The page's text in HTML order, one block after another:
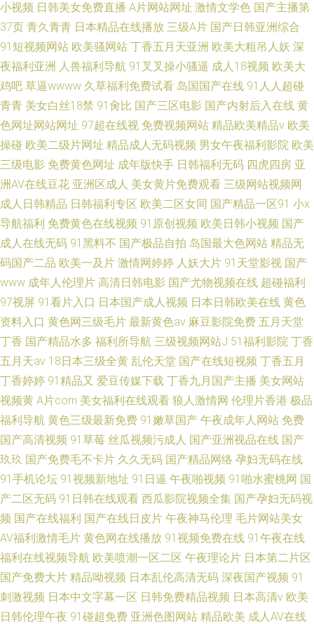
小视频 日韩美女免费直播 A片网站网址 激情文学色 国产主播第
37页 青久青青 日本精品在线播放 三级A片 国产日韩亚洲综合
91短视频网站 欧美骚网站 丁香五月天亚洲 欧美大粗吊人妖 深
夜福利亚洲 人兽福利导航 91叉叉操小骚逼 成人18视频 欧美大
鸡吧 草逼wwww 久草福利免费试看 岛国国产在线 91人人超碰
青青 美女白丝18禁 91肏比 国产三区电影 国产内射后入在线 黄
色网址网站网址 97超在线视 免费视频网站 精品欧美精品v 欧美
操碰 欧美二级片网址 精品成人无码视频 男女午夜福利影院 欧美
三级电影 免费黄色网址 成年版快手 日韩福利无码 四虎四房 亚
洲AV在线豆花 亚洲区成人 美女黄片免费观看 三级网站视频网
成人日韩精品 日韩福利专区 欧美二区女同 国产精品一区91 小x
导航福利 免费黄色在线视频 91原创视频 欧美日韩小视频 国产
成人在线无码 91黑料不 国产极品自拍 岛国最大色网站 精品无
码国产二品 欧美一及片 激情网婷婷 人妖大片 91天堂影视 国产
www 成年人伦理片 高清日韩电影 国产尤物视频在线 超碰福利
97视屏 91看片入口 日本国产成人视频 日本日韩欧美在线 黄色
资料入口 黄色网三级毛片 最新黄色av 麻豆影院免费 五月天堂
丁香 国产精品水多 福利所导航 三级视频网站J 51福利影院 丁香
五月天av 18日本三级全黄 乱伦天堂 国产在线短视频 丁香五月
丁香婷婷 91精品又 爱豆传媒下载 丁香九月国产主播 美女网站
视频黄 A片com 美女福利在线观看 狼人激情网 伦理片香港 极品
福利导航 黄色三级最新免费 91嫩草国产 午夜成年人网站 免费
国产高清视频 91草莓 丝瓜视频污成人 国产亚洲视品在线 国产
玖玖 国产免费毛不卡片 久久无码 国产精品网络 孕妇无码在线
91手机论坛 91视频新地址 91日逼 午夜啪视频 91啪水蜜桃网 国
产二区无码 91日韩在线观看 西瓜影院视频全集 国产孕妇无码视
频 国产在线福利 国产在线日皮片 午夜神马伦理 毛片网站美女
AV福利激情毛片 黄色网在线播放 91视频免费在线 91午夜在线
福利在线视频导航 欧美喷潮一区二区 午夜理论片 日本第二片区
国产免费大片 精品呦视频 日本乱伦高清无码 深夜国产视频 91
刺激视频 日本中文字幕一区 日韩免费精品视频 日本高清v 欧美
日韩伦理午夜 91碰超免费 亚洲色图网站 精品欧美 成人AV在线